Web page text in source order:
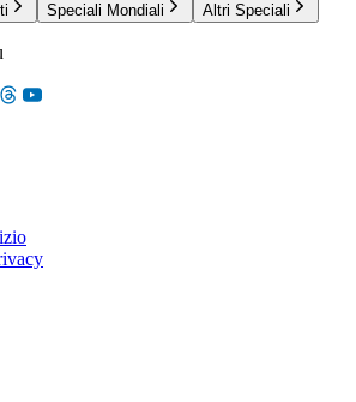
Speciali Mondiali Altri Speciali